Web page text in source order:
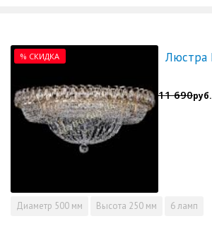
% СКИДКА
11 690руб.
Диаметр 500 мм Высота 250 мм 6 ламп